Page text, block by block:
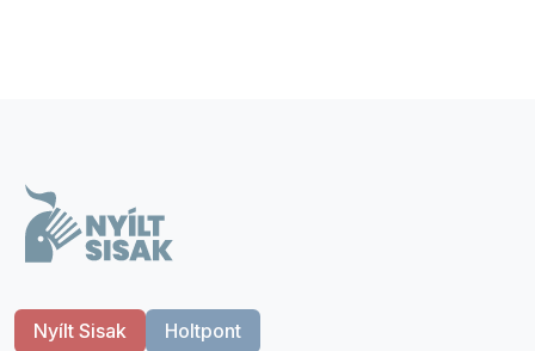
Nyílt Sisak Holtpont